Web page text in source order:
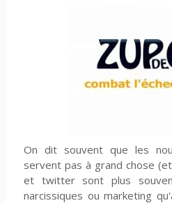
On dit souvent que les
servent pas à grand chose
et twitter sont plus
narcissiques ou marketing